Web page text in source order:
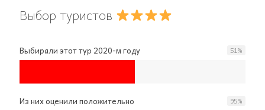
Выбор туристов
Выбирали этот тур 2020-м году 51%
Из них оценили положительно 95%